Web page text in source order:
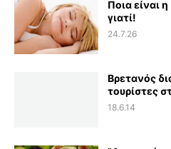
Ποια είναι
γιατί!
24.7.26
Βρετανός
τουρίστες
18.6.14